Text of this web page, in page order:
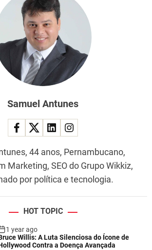
Samuel Antunes
44 anos, Pernambucano,
Marketing, SEO do Grupo Wikkiz,
por política e tecnologia.
HOT TOPIC
1 year ago
Willis: A Luta Silenciosa do Ícone de
Contra a Doença Avançada